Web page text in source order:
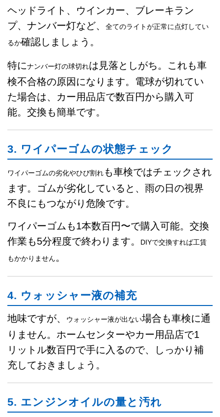
ヘッドライト、ウインカー、ブレーキラン
プ、ナンバー灯など、
全てのライトが正常に点灯してい
るか確認しましょう。
特にナンバー灯の球切れは見落としがち。これも車
検不合格の原因になります。電球が切れてい
た場合は、カー用品店で数百円から購入可
能。交換も簡単です。
3. ワイパーゴムの状態チェック
ワイパーゴムの劣化やひび割れも車検ではチェックされ
ます。ゴムが劣化していると、雨の日の視界
不良にもつながり危険です。
ワイパーゴムも1本数百円〜で購入可能。交換
作業も5分程度で終わります。
DIYで交換すれば工賃
もかかりません。
4. ウォッシャー液の補充
地味ですが、 ウォッシャー液が出ない場合も車検に通
りません。ホームセンターやカー用品店で1
リットル数百円で手に入るので、しっかり補
充しておきましょう。
5. エンジンオイルの量と汚れ